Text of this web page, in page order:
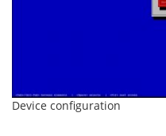
Device configuration